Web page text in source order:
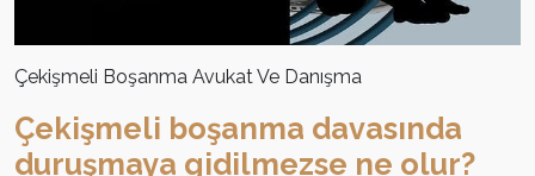
Çekişmeli Boşanma Avukat Ve Danışma
Çekişmeli boşanma davasında
duruşmaya gidilmezse ne olur?